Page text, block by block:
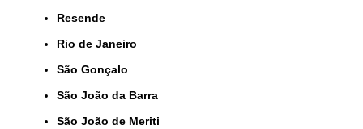
Resende
Rio de Janeiro
São Gonçalo
São João da Barra
São João de Meriti